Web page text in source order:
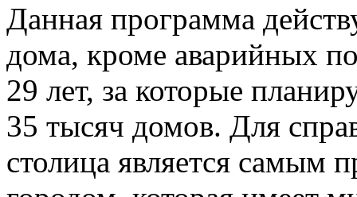
Данная программа
дома, кроме аварийных
29 лет, за которые
35 тысяч домов. Для
столица является самым